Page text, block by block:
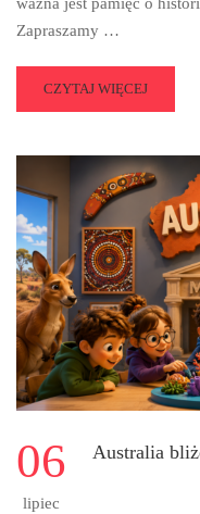
Zapraszamy …
READ
MORE
AKCJA
SPOŁECZNO-
EDUKACYJNA
ŻONKILE
2026
CZYTAJ WIĘCEJ
06
lipiec
Australia